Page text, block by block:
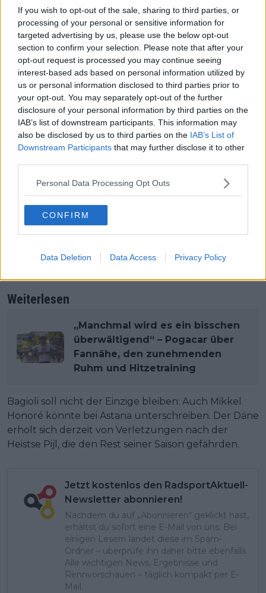
If you wish to opt-out of the sale, sharing to third parties, or
processing of your personal or sensitive information for
targeted advertising by us, please use the below opt-out
section to confirm your selection. Please note that after your
opt-out request is processed you may continue seeing
interest-based ads based on personal information utilized by
us or personal information disclosed to third parties prior to
your opt-out. You may separately opt-out of the further
disclosure of your personal information by third parties on the
IAB’s list of downstream participants. This information may
also be disclosed by us to third parties on the IAB’s List of
Downstream Participants that may further disclose it to other
Personal Data Processing Opt Outs
CONFIRM
Data Deletion Data Access Privacy Policy
beim Giro d’Italia, doch er schließt sich Soudal -
Quick-Step an
Journalist Daniel Bensonberichtet über
Gespräche zwischen Iván Sosa und EF Education-
EasyPost. Der Kolumbianer, früher bei Movistar,
schien über seinen Zenit hinaus. Nach einem
schwierigen Jahr hat er bei Equipo Kern Pharma
jedoch wieder Tritt gefasst: Zweite Plätze bei den
nationalen Meisterschaften, der Tour of Turkey (mit
einem Etappensieg am Berg) und jüngst der
Mercan’Tour Classic Alpes-Maritimes.
Schließlich ist auch XDS Astana Team auf dem Markt
Ciro Scognamiglio
van Zwitserland dürfte das die künftigen
Weiterlesen
„Manchmal wird es ein bisschen
überwältigend“ – Pogacar über
Fannähe, den zunehmenden
Ruhm und Hitzetraining
Bagioli soll nicht der Einzige bleiben: Auch Mikkel
Honoré könnte bei Astana unterschreiben. Der Däne
erholt sich derzeit von Verletzungen nach der
Heistse Pijl, die den Rest seiner Saison gefährden.
Jetzt kostenlos den RadsportAktuell-
Newsletter abonnieren!
Nachdem du auf „Abonnieren“ geklickt hast,
erhältst du sofort eine E-Mail von uns. Bei
einigen Lesern landet diese im Spam-
Ordner – überprüfe ihn daher bitte ebenfalls.
Alle wichtigen News, Ergebnisse und
Rennvorschauen – täglich kompakt per E-
Mail.